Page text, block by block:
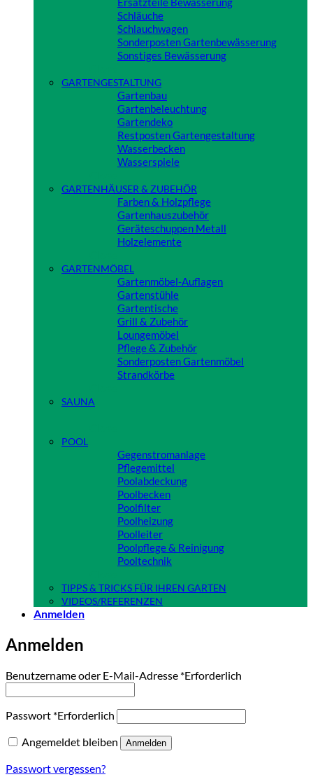
Schläuche
Schlauchwagen
Sonderposten Gartenbewässerung
Sonstiges Bewässerung
GARTENGESTALTUNG
Gartenbau
Gartenbeleuchtung
Gartendeko
Restposten Gartengestaltung
Wasserbecken
Wasserspiele
GARTENHÄUSER & ZUBEHÖR
Farben & Holzpflege
Gartenhauszubehör
Geräteschuppen Metall
Holzelemente
GARTENMÖBEL
Gartenmöbel-Auflagen
Gartenstühle
Gartentische
Grill & Zubehör
Loungemöbel
Pflege & Zubehör
Sonderposten Gartenmöbel
Strandkörbe
SAUNA
POOL
Gegenstromanlage
Pflegemittel
Poolabdeckung
Poolbecken
Poolfilter
Poolheizung
Poolleiter
Poolpflege & Reinigung
Pooltechnik
TIPPS & TRICKS FÜR IHREN GARTEN
VIDEOS/REFERENZEN
Anmelden
Anmelden
Benutzername oder E-Mail-Adresse *Erforderlich
Passwort *Erforderlich
Angemeldet bleiben
Anmelden
Passwort vergessen?